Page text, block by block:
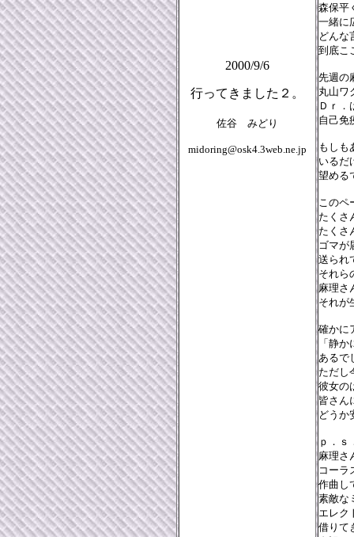
2000/9/6
行ってきました２。
佐谷 みどり
midoring@osk4.3web.ne.jp
森保平
一緒に
どんな
到底こ
先週の
丸山ワ
Ｄｒ．
自己免
もしも
いるだ
望める
このペ
たくさ
たくさ
ゴマが
送られ
それら
麻理さ
それが
確かに
「静
あるで
ただし
彼女の
皆さん
どうか
ｐ．ｓ
麻理さ
コーラ
作曲し
素敵な
エレク
借りて